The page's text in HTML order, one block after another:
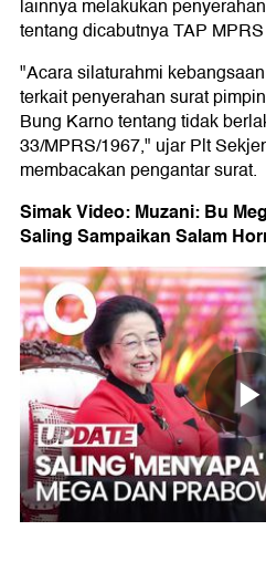
lainnya melakukan
tentang dicabutnya TAP
"Acara silaturahmi
terkait penyerahan surat
Bung Karno tentang tidak
33/MPRS/1967," ujar Plt
membacakan pengantar surat.
Simak Video: Muzani: Bu
Saling Sampaikan Salam